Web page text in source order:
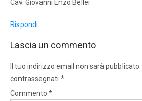
Cav. Giovanni Enzo Bellei
Rispondi
Lascia un commento
Il tuo indirizzo email non sarà pubblicato.
contrassegnati *
Commento *